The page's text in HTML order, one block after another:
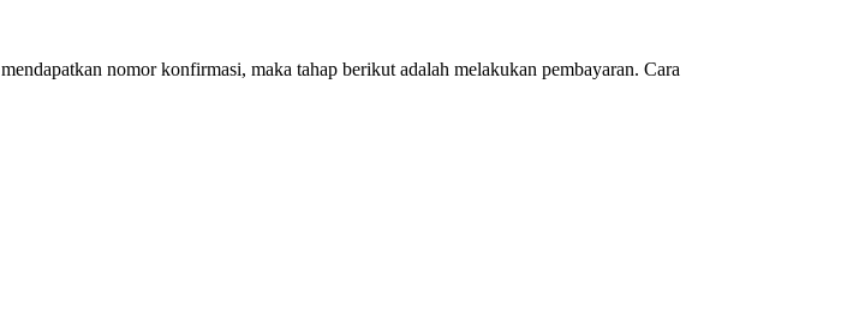
nomor konfirmasi, maka tahap berikut adalah melakukan pembayaran. Cara